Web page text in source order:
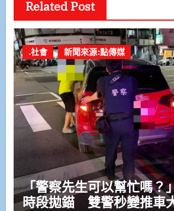
Related Post
.社會 新聞來源:點傳媒
「警察先生可以幫忙嗎？
時段拋錨 雙警秒變推車